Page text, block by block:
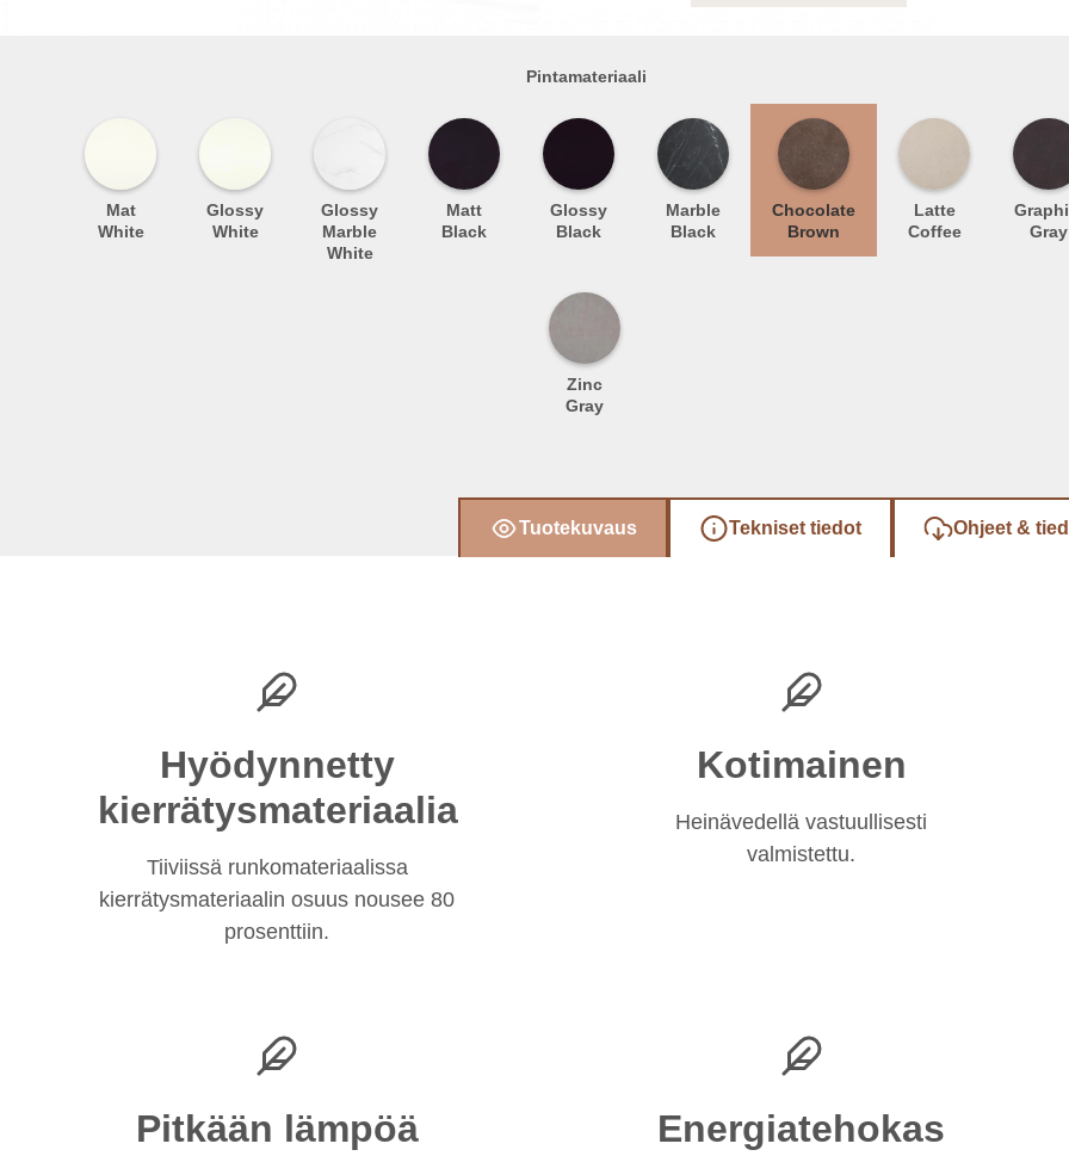
Pintamateriaali
Mat
White
Glossy
White
Glossy
Marble
White
Matt
Black
Glossy
Black
Marble
Black
Chocolate
Brown
Latte
Coffee
Gray
Zinc
Gray
Tuotekuvaus Tekniset tiedot Ohjeet &
Hyödynnetty
kierrätysmateriaalia
Tiiviissä runkomateriaalissa
kierrätysmateriaalin osuus nousee 80
prosenttiin.
Kotimainen
Heinävedellä vastuullisesti
valmistettu.
Pitkään lämpöä Energiatehokas